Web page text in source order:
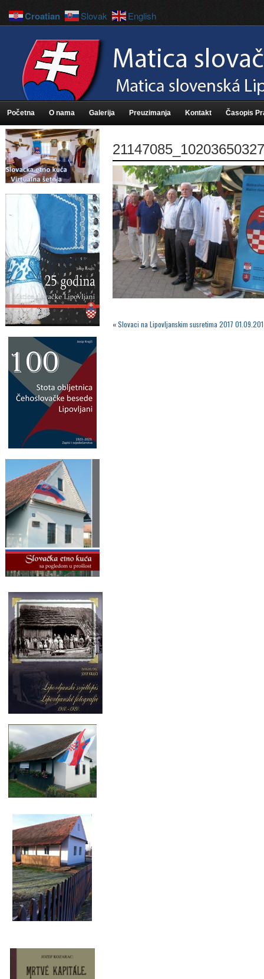
Početna O nama Galerija Preuzimanja Kontakt Časopis
«Slovaci na Lipovljanskim susretima 2017
Croatian Slovak English